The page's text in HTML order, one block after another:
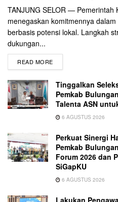
TANJUNG SELOR — Pemerintah
menegaskan komitmennya
berbasis potensi lokal. Langkah
dukungan...
READ MORE
Tinggalkan
Pemkab
Talenta ASN
6 AGUSTUS 2026
Perkuat Sinergi
Pemkab
Forum 2026 dan
SiGapKU
6 AGUSTUS 2026
Lakukan